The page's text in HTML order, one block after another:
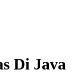
Di Java